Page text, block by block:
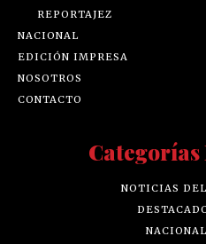
REPORTAJEZ
NACIONAL
EDICIÓN IMPRESA
NOSOTROS
CONTACTO
NOTICIAS
NACIONAL